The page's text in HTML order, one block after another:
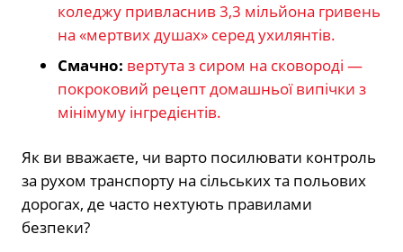
коледжу привласнив 3,3 мільйона гривень
на «мертвих душах» серед ухилянтів.
Смачно: вертута з сиром на сковороді —
покроковий рецепт домашньої випічки з
мінімуму інгредієнтів.
Як ви вважаєте, чи варто посилювати контроль
за рухом транспорту на сільських та польових
дорогах, де часто нехтують правилами
безпеки?